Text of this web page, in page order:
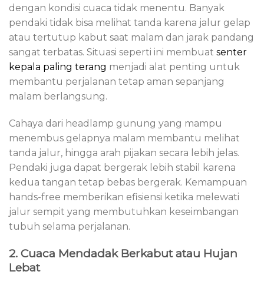
dengan kondisi cuaca tidak menentu. Banyak
pendaki tidak bisa melihat tanda karena jalur gelap
atau tertutup kabut saat malam dan jarak pandang
sangat terbatas. Situasi seperti ini membuat senter
kepala paling terang menjadi alat penting untuk
membantu perjalanan tetap aman sepanjang
malam berlangsung.
Cahaya dari headlamp gunung yang mampu
menembus gelapnya malam membantu melihat
tanda jalur, hingga arah pijakan secara lebih jelas.
Pendaki juga dapat bergerak lebih stabil karena
kedua tangan tetap bebas bergerak. Kemampuan
hands-free memberikan efisiensi ketika melewati
jalur sempit yang membutuhkan keseimbangan
tubuh selama perjalanan.
2. Cuaca Mendadak Berkabut atau Hujan
Lebat